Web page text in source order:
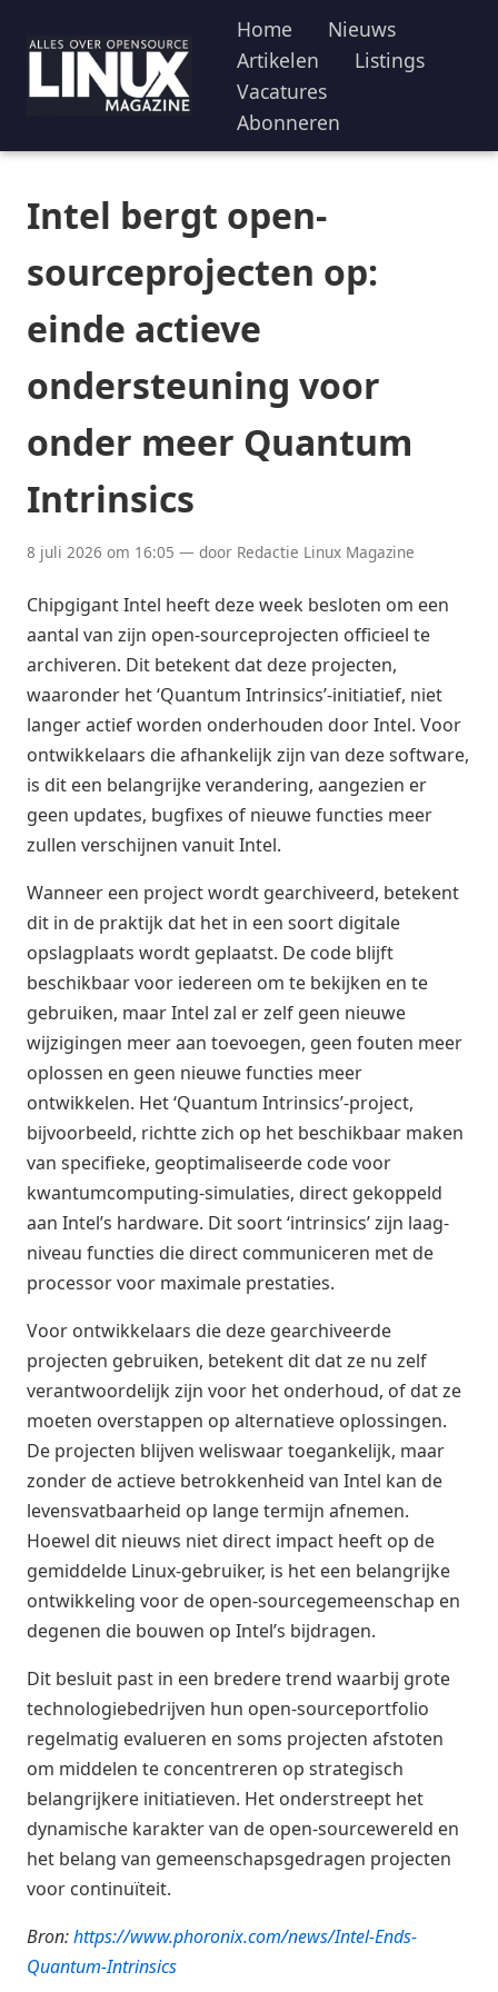
Home
Nieuws
Artikelen
Listings
Vacatures
Abonneren
Intel bergt open-
sourceprojecten op:
einde actieve
ondersteuning voor
onder meer Quantum
Intrinsics
8 juli 2026 om 16:05 — door Redactie Linux Magazine
Chipgigant Intel heeft deze week besloten om een
aantal van zijn open-sourceprojecten officieel te
archiveren. Dit betekent dat deze projecten,
waaronder het ‘Quantum Intrinsics’-initiatief, niet
langer actief worden onderhouden door Intel. Voor
ontwikkelaars die afhankelijk zijn van deze software,
is dit een belangrijke verandering, aangezien er
geen updates, bugfixes of nieuwe functies meer
zullen verschijnen vanuit Intel.
Wanneer een project wordt gearchiveerd, betekent
dit in de praktijk dat het in een soort digitale
opslagplaats wordt geplaatst. De code blijft
beschikbaar voor iedereen om te bekijken en te
gebruiken, maar Intel zal er zelf geen nieuwe
wijzigingen meer aan toevoegen, geen fouten meer
oplossen en geen nieuwe functies meer
ontwikkelen. Het ‘Quantum Intrinsics’-project,
bijvoorbeeld, richtte zich op het beschikbaar maken
van specifieke, geoptimaliseerde code voor
kwantumcomputing-simulaties, direct gekoppeld
aan Intel’s hardware. Dit soort ‘intrinsics’ zijn laag-
niveau functies die direct communiceren met de
processor voor maximale prestaties.
Voor ontwikkelaars die deze gearchiveerde
projecten gebruiken, betekent dit dat ze nu zelf
verantwoordelijk zijn voor het onderhoud, of dat ze
moeten overstappen op alternatieve oplossingen.
De projecten blijven weliswaar toegankelijk, maar
zonder de actieve betrokkenheid van Intel kan de
levensvatbaarheid op lange termijn afnemen.
Hoewel dit nieuws niet direct impact heeft op de
gemiddelde Linux-gebruiker, is het een belangrijke
ontwikkeling voor de open-sourcegemeenschap en
degenen die bouwen op Intel’s bijdragen.
Dit besluit past in een bredere trend waarbij grote
technologiebedrijven hun open-sourceportfolio
regelmatig evalueren en soms projecten afstoten
om middelen te concentreren op strategisch
belangrijkere initiatieven. Het onderstreept het
dynamische karakter van de open-sourcewereld en
het belang van gemeenschapsgedragen projecten
voor continuïteit.
Bron:https://www.phoronix.com/news/Intel-Ends-
Quantum-Intrinsics